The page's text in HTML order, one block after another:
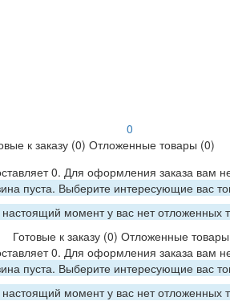
0
к заказу (0) Отложенные товары (0)
0. Для оформления заказа вам
пуста. Выберите интересующие вас
момент у вас нет отложенных
Готовые к заказу(0) Отложенные товары
0. Для оформления заказа вам
пуста. Выберите интересующие вас
момент у вас нет отложенных